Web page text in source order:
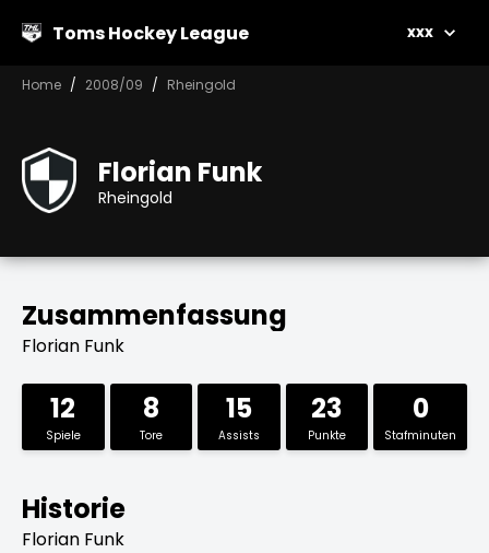
Toms Hockey League xxx
Home 2008/09 Rheingold
Florian Funk
Rheingold
Zusammenfassung
Florian Funk
12
Spiele
8
Tore
15
Assists
23
Punkte
0
Stafminuten
Historie
Florian Funk